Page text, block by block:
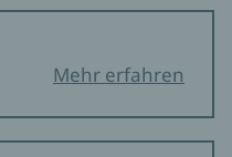
Mehr erfahren